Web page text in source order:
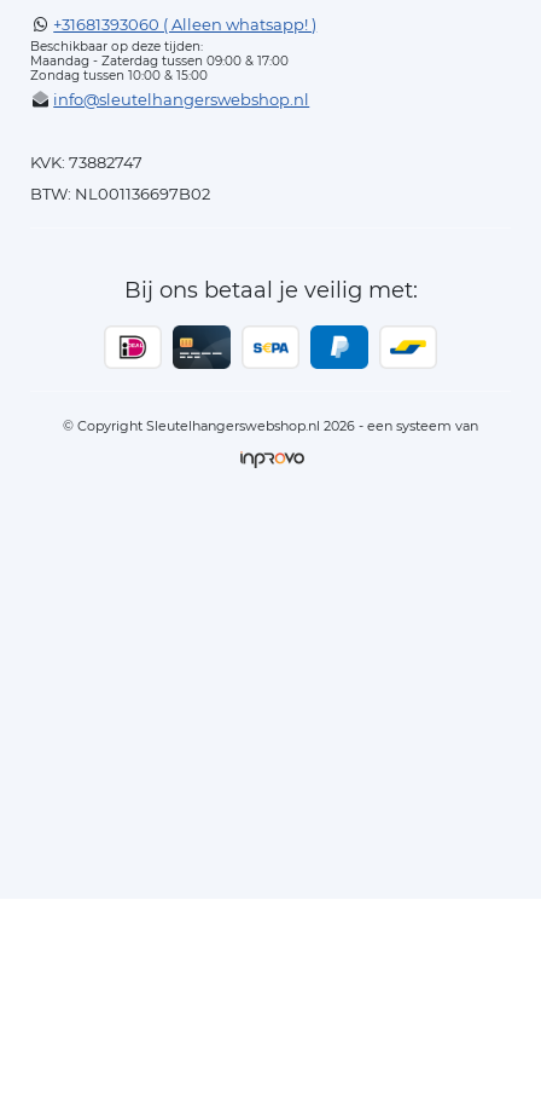
+31681393060 ( Alleen whatsapp! )
Beschikbaar op deze tijden:
Maandag - Zaterdag tussen 09:00 & 17:00
Zondag tussen 10:00 & 15:00
info@sleutelhangerswebshop.nl
KVK: 73882747
BTW: NL001136697B02
Bij ons betaal je veilig met:
© Copyright Sleutelhangerswebshop.nl 2026 - een systeem van